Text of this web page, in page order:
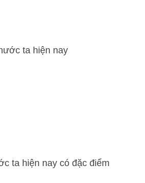
ta hiện nay
ta hiện nay có đặc điểm